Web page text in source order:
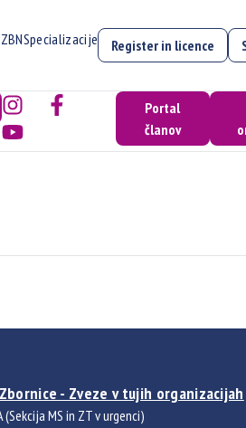
Specializacije Register in licence
Portal
članov
- Zveze v tujih organizacijah
(Sekcija MS in ZT v urgenci)